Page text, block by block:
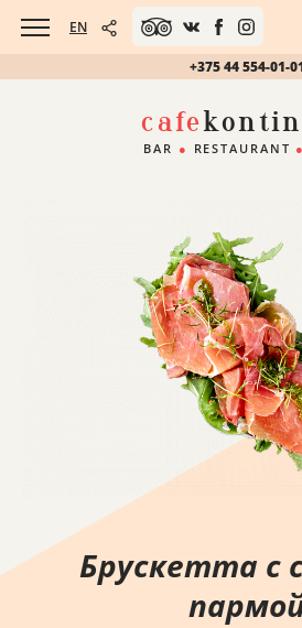
EN
+375 44 554-01-
cafe
BAR ● RESTAURANT ●
Брускетта с